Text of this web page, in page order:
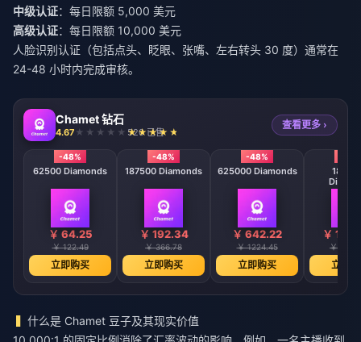
中级认证：每日限额 5,000 美元
高级认证：每日限额 10,000 美元
人脸识别认证（包括点头、眨眼、张嘴、左右转头 30 度）通常在
24-48 小时内完成审核。
Chamet 钻石
4.67 520 已售
查看更多 ›
-48%
62500 Diamonds
￥ 64.25
￥ 122.49
立即购买
-48%
187500 Diamonds
￥ 192.34
￥ 366.78
立即购买
-48%
625000 Diamonds
￥ 642.22
￥ 1224.45
立即购买
￥
￥
立即
什么是 Chamet 豆子及其现实价值